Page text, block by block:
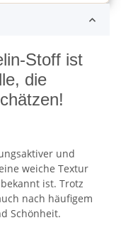
Stoff ist
die
und
weiche Textur
ist. Trotz
nach häufigem
Schönheit.